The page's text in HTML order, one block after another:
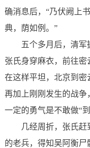
确消息后，“乃伏阙上
典，荫如例。”
五个多月后，清军
张氏身穿麻衣，前往
在这样平坦，北京到密
再加上刚刚发生的战
一定的勇气是不敢做“
几经周折，张氏
的老兵，得知吴阿衡